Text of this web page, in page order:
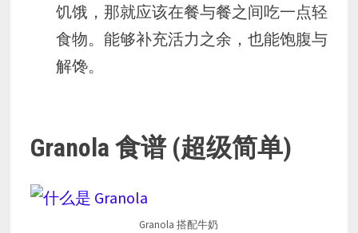
饥饿，那就应该在餐与餐之间吃一点轻
食物。能够补充活力之余，也能饱腹与
解馋。
Granola 食谱 (超级简单)
Granola 搭配牛奶